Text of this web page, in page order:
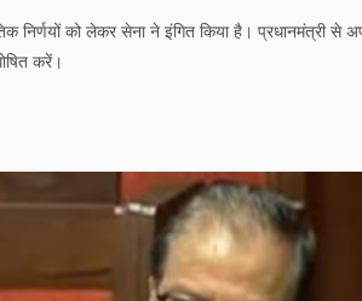
निर्णयों को लेकर सेना ने इंगित किया है। प्रधानमंत्री से
करें।